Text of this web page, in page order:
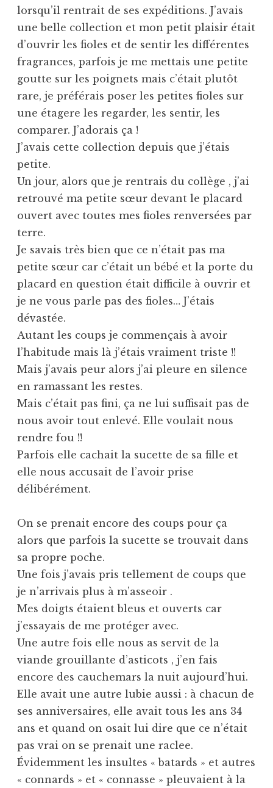
lorsqu’il rentrait de ses expéditions. J’avais
une belle collection et mon petit plaisir était
d’ouvrir les fioles et de sentir les différentes
fragrances, parfois je me mettais une petite
goutte sur les poignets mais c’était plutôt
rare, je préférais poser les petites fioles sur
une étagere les regarder, les sentir, les
comparer. J’adorais ça !
J’avais cette collection depuis que j’étais
petite.
Un jour, alors que je rentrais du collège , j’ai
retrouvé ma petite sœur devant le placard
ouvert avec toutes mes fioles renversées par
terre.
Je savais très bien que ce n’était pas ma
petite sœur car c’était un bébé et la porte du
placard en question était difficile à ouvrir et
je ne vous parle pas des fioles… J’étais
dévastée.
Autant les coups je commençais à avoir
l’habitude mais là j’étais vraiment triste !!
Mais j’avais peur alors j’ai pleure en silence
en ramassant les restes.
Mais c’était pas fini, ça ne lui suffisait pas de
nous avoir tout enlevé. Elle voulait nous
rendre fou !!
Parfois elle cachait la sucette de sa fille et
elle nous accusait de l’avoir prise
délibérément.
On se prenait encore des coups pour ça
alors que parfois la sucette se trouvait dans
sa propre poche.
Une fois j’avais pris tellement de coups que
je n’arrivais plus à m’asseoir .
Mes doigts étaient bleus et ouverts car
j’essayais de me protéger avec.
Une autre fois elle nous as servit de la
viande grouillante d’asticots , j’en fais
encore des cauchemars la nuit aujourd’hui.
Elle avait une autre lubie aussi : à chacun de
ses anniversaires, elle avait tous les ans 34
ans et quand on osait lui dire que ce n’était
pas vrai on se prenait une raclee.
Évidemment les insultes « batards » et autres
« connards » et « connasse » pleuvaient à la